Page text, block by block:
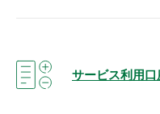
サービス利用